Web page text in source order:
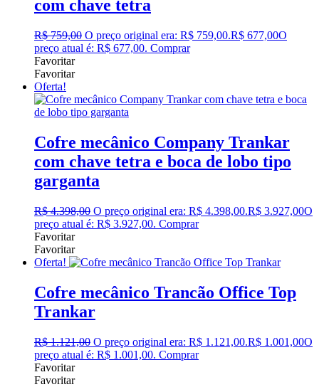
com chave tetra
R$759,00 O preço original era: R$ 759,00.R$ 677,00O
preço atual é: R$ 677,00. Comprar
Favoritar
Favoritar
Oferta!
Cofre mecânico Company Trankar
com chave tetra e boca de lobo tipo
garganta
R$4.398,00 O preço original era: R$ 4.398,00.R$ 3.927,00O
preço atual é: R$ 3.927,00. Comprar
Favoritar
Favoritar
Oferta!
Cofre mecânico Trancão Office Top
Trankar
R$1.121,00 O preço original era: R$ 1.121,00.R$ 1.001,00O
preço atual é: R$ 1.001,00. Comprar
Favoritar
Favoritar